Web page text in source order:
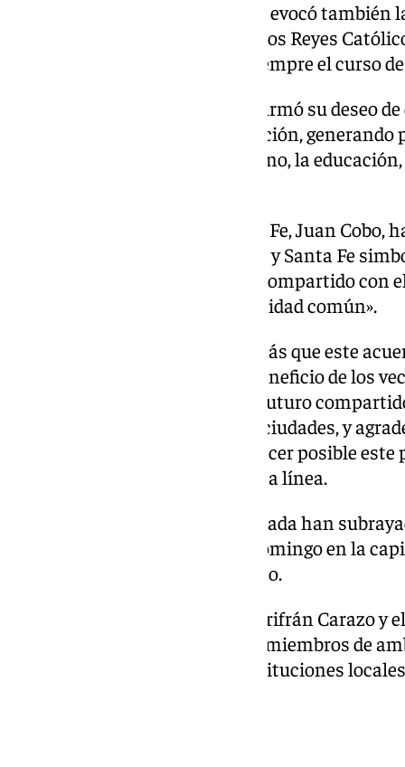
van a seguir uniendo», así como evocó
Capitulaciones firmadas entre los Reyes
documento que cambió para siempre el curso
De igual modo, la alcaldesa reafirmó su deseo
«estrechando lazos de colaboración,
juntas desde la cultura, el turismo, la
Por su parte, el alcalde de Santa Fe, Juan Cobo,
hermanamiento entre Granada y Santa Fe
colaboración y el compromiso compartido con
y la promoción de nuestra identidad común».
El primer edil ha valorado además que este
cooperación institucional en beneficio de los
«Seguiremos construyendo un futuro
desarrollo y la unión de las dos ciudades, y
Granada su disposición para hacer posible
institucional», ha añadido en esa línea.
Desde el Ayuntamiento de Granada han
renovado y consolidado» este domingo en la
que completa el hermanamiento.
La ceremonia, presidida por Marifrán Carazo y
ha contado con la presencia de miembros de
representantes de diversas instituciones